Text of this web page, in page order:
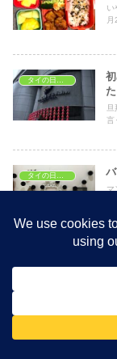
い
タイの日常生活
言
マ